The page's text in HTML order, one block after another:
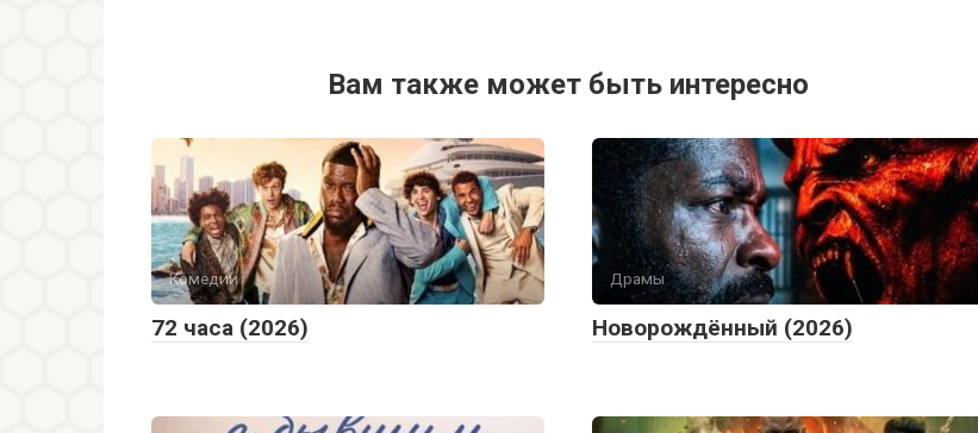
Вам также может быть интересно
Комедии
72 часа (2026)
Драмы
Новорождённый (2026)